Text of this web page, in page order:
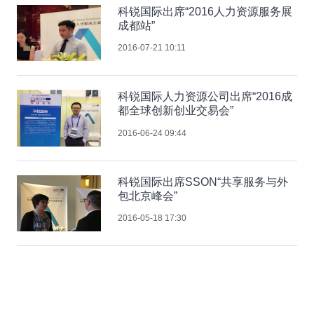
科锐国际出席“2016人力资源服务展
成都站”
2016-07-21 10:11
科锐国际人力资源公司出席“2016成
都全球创新创业交易会”
2016-06-24 09:44
科锐国际出席SSON“共享服务与外
包北京峰会”
2016-05-18 17:30